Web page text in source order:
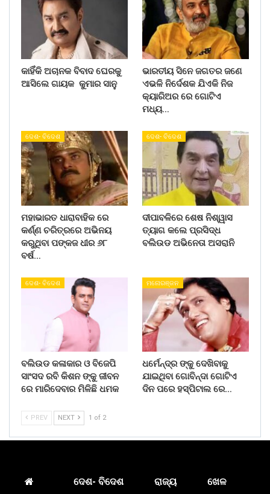
କାହିଁକି ଅଚାନକ ବିବାଦ ଘେରକୁ
ଆସିଲେ ଗାୟକ କୁମାର ସାନୁ
ଭାରତୀୟ ସିନେ ଜଗତର ଜଣେ
ଏଭଳି ନିର୍ଦେଶକ ଯିଏକି ନିଜ
କ୍ୟାରିଅର ରେ ଗୋଟିଏ
ମଧ୍ୟ…
ଦେଶ- ବିଦେଶ
ମହାଭାରତ ଧାରାବାହିକ ରେ
କର୍ଣ୍ଣ ଚରିତ୍ରରେ ଅଭିନୟ
କରୁଥିବା ପଙ୍କଜ ଧୀର ୬୮
ବର୍ଷ…
ଦେଶ- ବିଦେଶ
ଦୀପାବଳିରେ ଶେଷ ନିଶ୍ୱାସ
ତ୍ୟାଗ କଲେ ପ୍ରସିଦ୍ଧ
ବଲିଉଡ ଅଭିନେତା ଅସରାନି
ଦେଶ- ବିଦେଶ
ବଲିଉଡ କଳାକାର ଓ ବିଜେପି
ସାଂସଦ ରବି କିଶନ ଙ୍କୁ ଜୀବନ
ରେ ମାରିଦେବାର ମିଳିଛି ଧମକ
ମନୋରଞ୍ଜନ
ଧର୍ମେନ୍ଦ୍ର ଙ୍କୁ ଦେଖିବାକୁ
ଯାଇଥିବା ଗୋବିନ୍ଦା ଗୋଟିଏ
ଦିନ ପରେ ହସ୍ପିଟାଲ ରେ…
PREV NEXT 1 of 2
ଦେଶ- ବିଦେଶ ରାଜ୍ୟ ଖେଳ